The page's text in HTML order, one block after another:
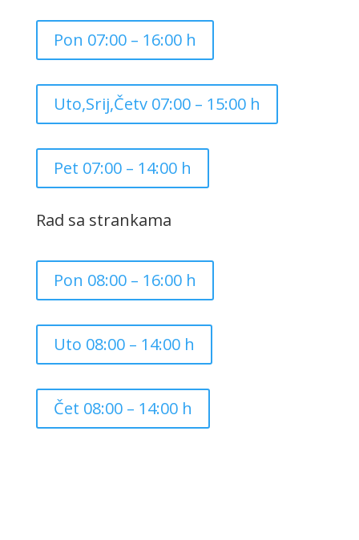
Pon 07:00 – 16:00 h
Uto,Srij,Četv 07:00 – 15:00 h
Pet 07:00 – 14:00 h
Rad sa strankama
Pon 08:00 – 16:00 h
Uto 08:00 – 14:00 h
Čet 08:00 – 14:00 h